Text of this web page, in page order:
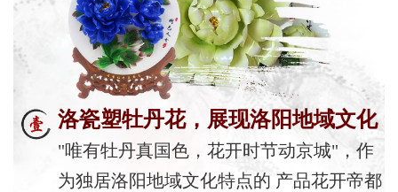
洛瓷塑牡丹花，展现洛阳地域文化
"唯有牡丹真国色，花开时节动京城"，作
为独居洛阳地域文化特点的 产品花开帝都